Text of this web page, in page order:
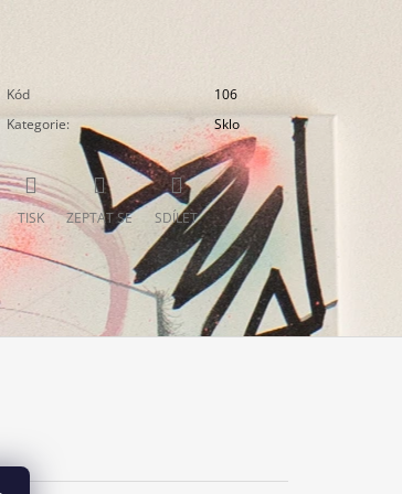
Kód
106
Kategorie: Sklo
TISK ZEPTAT SE SDÍLET